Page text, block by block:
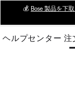
Main
💰 Bose 製品を下
ヘルプセンター 注